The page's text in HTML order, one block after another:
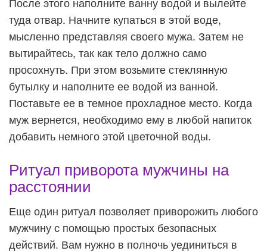
туда отвар. Начните купаться в этой воде,
мысленно представляя своего мужа. Затем не
вытирайтесь, так как тело должно само
просохнуть. При этом возьмите стеклянную
бутылку и наполните ее водой из ванной.
Поставьте ее в темное прохладное место. Когда
муж вернется, необходимо ему в любой напиток
добавить немного этой цветочной воды.
Ритуал приворота мужчины на
расстоянии
Еще один ритуал позволяет приворожить любого
мужчину с помощью простых безопасных
действий. Вам нужно в полночь уединиться в